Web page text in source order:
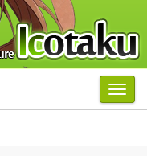
Menu